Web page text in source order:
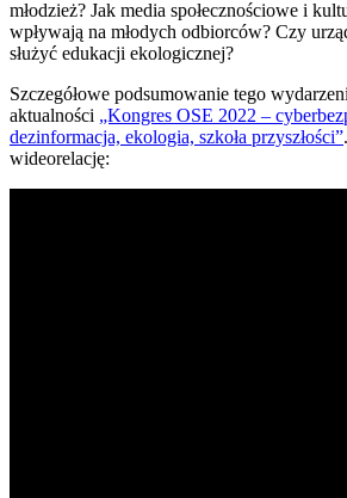
młodzież? Jak media społecznościowe i
wpływają na młodych odbiorców? Czy
służyć edukacji ekologicznej?
Szczegółowe podsumowanie tego
aktualności „Kongres OSE 2022 –
dezinformacja, ekologia, szkoła przyszłości”
wideorelację: